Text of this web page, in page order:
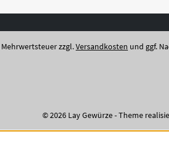
zzgl.Versandkosten und ggf.
© 2026 Lay Gewürze - Theme